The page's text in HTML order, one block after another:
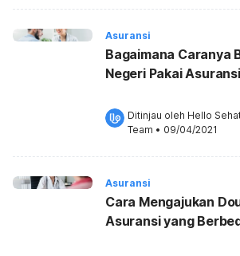
Asuransi
Bagaimana Caranya
Negeri Pakai
Ditinjau oleh Hello
Team • 09/04/2021
Asuransi
Cara Mengajukan
Asuransi yang